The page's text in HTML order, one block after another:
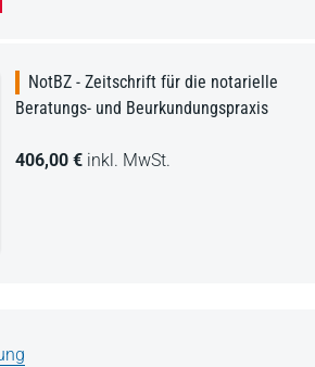
NotBZ - Zeitschrift für die notarielle
Beratungs- und Beurkundungspraxis
406,00 € inkl. MwSt.